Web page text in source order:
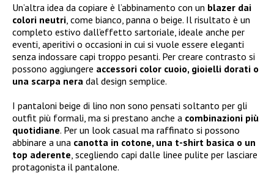
Un’altra idea da copiare è l’abbinamento con un blazer dai
colori neutri , come bianco, panna o beige. Il risultato è un
completo estivo dall’effetto sartoriale, ideale anche per
eventi, aperitivi o occasioni in cui si vuole essere eleganti
senza indossare capi troppo pesanti. Per creare contrasto si
possono aggiungere accessori color cuoio, gioielli dorati o
una scarpa nera dal design semplice.
I pantaloni beige di lino non sono pensati soltanto per gli
outfit più formali, ma si prestano anche a combinazioni più
quotidiane. Per un look casual ma raffinato si possono
abbinare a una canotta in cotone, una t-shirt basica o un
top aderente , scegliendo capi dalle linee pulite per lasciare
protagonista il pantalone.